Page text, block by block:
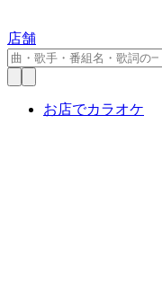
店舗
お店でカラオケ